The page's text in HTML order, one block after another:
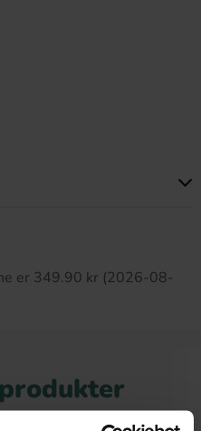
er 349.90 kr (2026-08-